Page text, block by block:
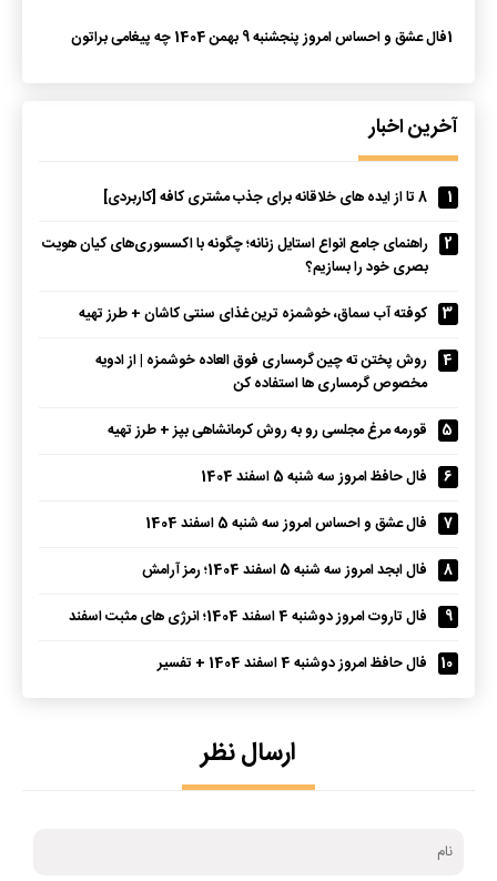
1
فال عشق و احساس امروز پنجشنبه 9 بهمن 1404 چه پیغامی براتون
آخرین اخبار
1
8 تا از ایده های خلاقانه برای جذب مشتری کافه [کاربردی]
2
راهنمای جامع انواع استایل زنانه؛ چگونه با اکسسوری‌های کیان هویت
بصری خود را بسازیم؟
3
کوفته آب سماق، خوشمزه ترین غذای سنتی کاشان + طرز تهیه
4
روش پختن ته چین گرمساری فوق العاده خوشمزه | از ادویه
مخصوص گرمساری ها استفاده کن
5
قورمه مرغ مجلسی رو به روش کرمانشاهی بپز + طرز تهیه
6
فال حافظ امروز سه شنبه 5 اسفند 1404
7
فال عشق و احساس امروز سه شنبه 5 اسفند 1404
8
فال ابجد امروز سه شنبه 5 اسفند 1404؛ رمز آرامش
9
فال تاروت امروز دوشنبه 4 اسفند 1404؛ انرژی های مثبت اسفند
10
فال حافظ امروز دوشنبه 4 اسفند 1404 + تفسیر
ارسال نظر